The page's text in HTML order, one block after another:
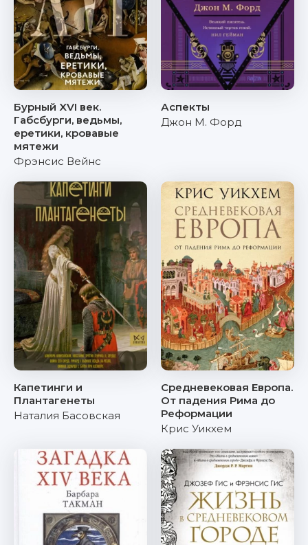
Бурный XVI век.
Габсбурги, ведьмы,
еретики, кровавые
мятежи
Фрэнсис Вейнс
Аспекты
Джон М. Форд
Капетинги и
Плантагенеты
Наталия Басовская
Средневековая Европа.
От падения Рима до
Реформации
Крис Уикхем